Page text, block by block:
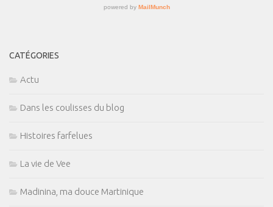
CATÉGORIES
Actu
Dans les coulisses du blog
Histoires farfelues
La vie de Vee
Madinina, ma douce Martinique